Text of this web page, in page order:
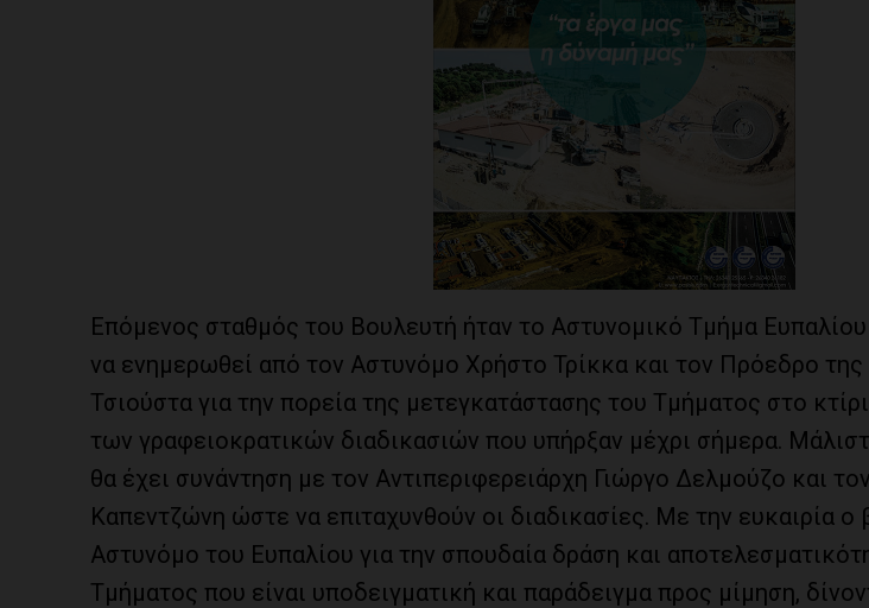
Επόμενος σταθμός του Βουλευτή ήταν το Αστυνομικό Τμήμα Ευπαλίου
να ενημερωθεί από τον Αστυνόμο Χρήστο Τρίκκα και τον Πρόεδρο
Τσιούστα για την πορεία της μετεγκατάστασης του Τμήματος στο
των γραφειοκρατικών διαδικασιών που υπήρξαν μέχρι σήμερα.
θα έχει συνάντηση με τον Αντιπεριφερειάρχη Γιώργο Δελμούζο και
Καπεντζώνη ώστε να επιταχυνθούν οι διαδικασίες. Με την ευκαιρία
Αστυνόμο του Ευπαλίου για την σπουδαία δράση και
Τμήματος που είναι υποδειγματική και παράδειγμα προς μίμηση,